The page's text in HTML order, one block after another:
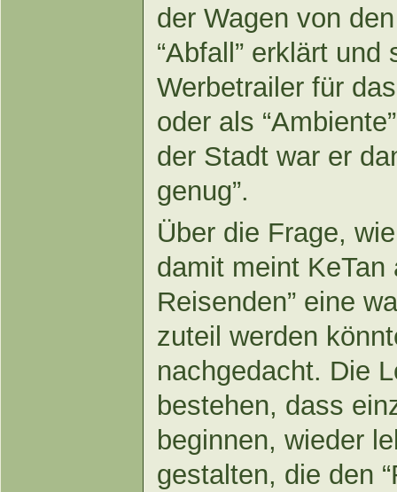
der Wagen von
“Abfall” erklärt
Werbetrailer für
oder als
der Stadt war er
genug”.
Über die Frage,
damit meint KeTan
Reisenden” eine
zuteil werden
nachgedacht. Die
bestehen, dass
beginnen, wieder
gestalten, die den